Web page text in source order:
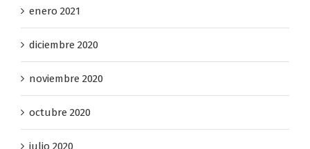
enero 2021
diciembre 2020
noviembre 2020
octubre 2020